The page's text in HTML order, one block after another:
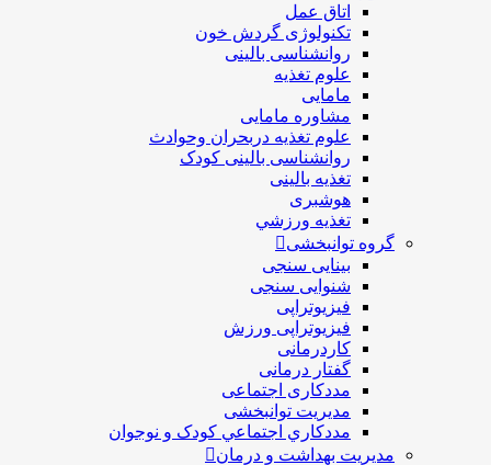
اتاق عمل
تکنولوژی گردش خون
روانشناسی بالینی
علوم تغذیه
مامایی
مشاوره مامایی
علوم تغذیه دربحران وحوادث
روانشناسی بالینی کودک
تغذیه بالینی
هوشبری
تغذيه ورزشي
گروه توانبخشی
بینایی سنجی
شنوایی سنجی
فیزیوتراپی
فیزیوتراپی ورزش
کاردرمانی
گفتار درمانی
مددکاری اجتماعی
مديريت توانبخشی
مددکاري اجتماعي کودک و نوجوان
مدیریت بهداشت و درمان